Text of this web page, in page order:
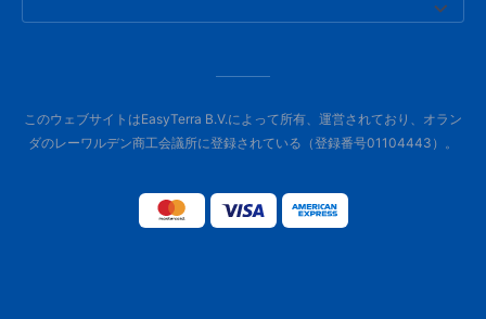
このウェブサイトはEasyTerra B.V.によって所有、運営されており、オラン
ダのレーワルデン商工会議所に登録されている（登録番号01104443）。